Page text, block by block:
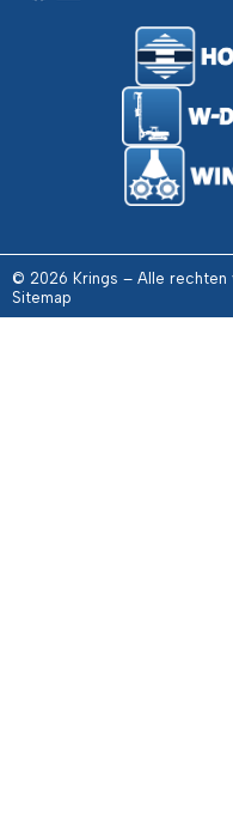
© 2026 Krings – Alle rechten
Sitemap